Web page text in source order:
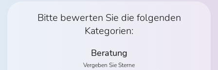
Bitte bewerten Sie die folgenden
Kategorien:
Beratung
Vergeben Sie Sterne